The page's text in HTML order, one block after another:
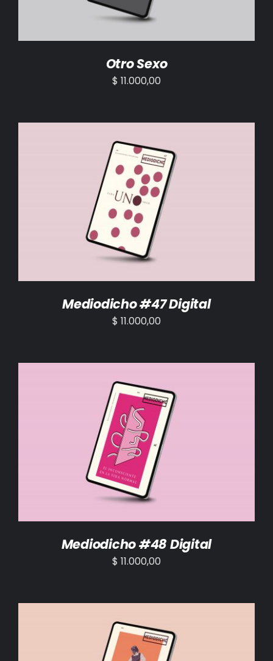
Otro Sexo
$ 11.000,00
AÑADIR AL CARRITO /
Mediodicho #47 Digital
$ 11.000,00
AÑADIR AL CARRITO /
Mediodicho #48 Digital
$ 11.000,00